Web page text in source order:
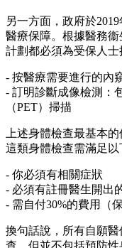
另一方面，政府於
醫療保障。根據醫務
計劃都必須為受保人士
- 按醫療需要進行的內
- 訂明診斷成像檢測：
（PET）掃描
上述身體檢查最基本
這類身體檢查需滿足以
- 你必須有相關症狀
- 必須有註冊醫生開出
- 需自付30%的費用（
換句話說，所有自願
查，但並不包括預防性